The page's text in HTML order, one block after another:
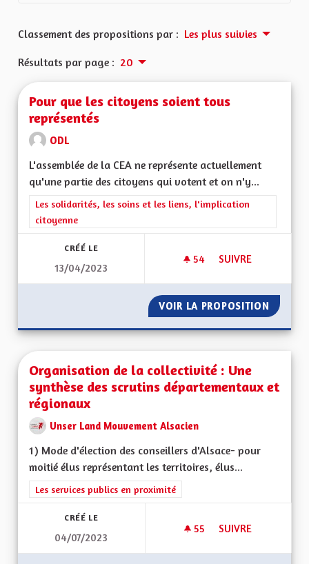
Classement des propositions par : Les plus suivies
Résultats par page : 20
Pour que les citoyens soient tous
représentés
ODL
L'assemblée de la CEA ne représente actuellement
qu'une partie des citoyens qui votent et on n'y...
Filtrer les résultats de la catégorie : Les solidarités, les soins
Les solidarités, les soins et les liens, l'implication
citoyenne
CRÉÉ LE
13/04/2023
54 54 ABONNÉS
SUIVRE
VOIR LA PROPOSITION POUR
Organisation de la collectivité : Une
synthèse des scrutins départementaux et
régionaux
Unser Land Mouvement Alsacien
1) Mode d'élection des conseillers d'Alsace- pour
moitié élus représentant les territoires, élus...
Filtrer les résultats de la catégorie : Les services publics en
Les services publics en proximité
CRÉÉ LE
04/07/2023
55 55 ABONNÉS
SUIVRE